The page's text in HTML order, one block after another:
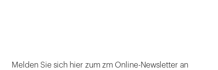
Melden Sie sich hier zum zm Online-Newsletter an